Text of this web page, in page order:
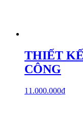
THIẾT
CÔNG
11.000.000₫